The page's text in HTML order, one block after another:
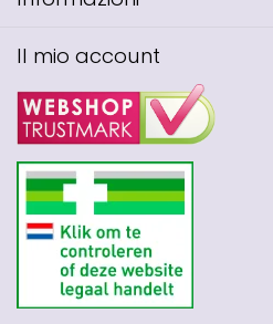
Il mio account